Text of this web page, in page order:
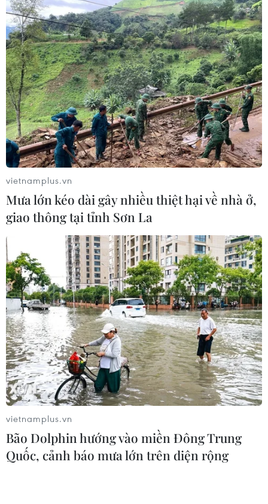
vietnamplus.vn
Mưa lớn kéo dài gây nhiều thiệt hại về nhà ở,
giao thông tại tỉnh Sơn La
vietnamplus.vn
Bão Dolphin hướng vào miền Đông Trung
Quốc, cảnh báo mưa lớn trên diện rộng